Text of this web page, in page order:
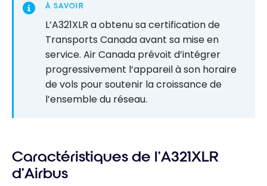
À SAVOIR
L’A321XLR a obtenu sa certification de
Transports Canada avant sa mise en
service. Air Canada prévoit d’intégrer
progressivement l’appareil à son horaire
de vols pour soutenir la croissance de
l’ensemble du réseau.
Caractéristiques de l’A321XLR
d’Airbus